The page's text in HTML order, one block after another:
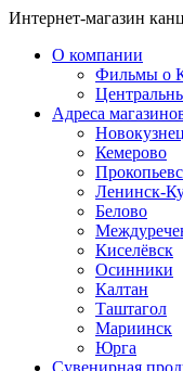
Интернет-магазин
О компании
Фильмы о
Адреса
Кемерово
Ленинск-
Белово
Киселёвск
Осинники
Калтан
Таштагол
Мариинск
Юрга
Сувенирная